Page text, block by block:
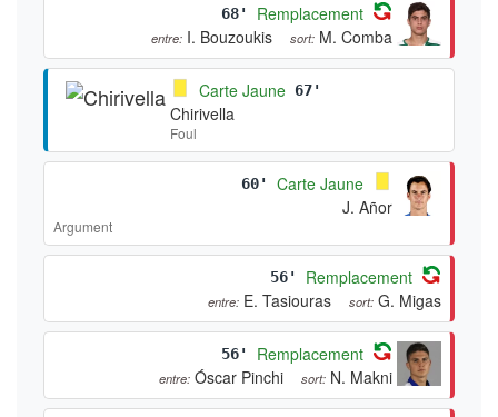
68' Remplacement
entre: I. Bouzoukis sort: M. Comba
Carte Jaune 67'
Chirivella
Foul
60'
Carte Jaune
J. Añor
Argument
56' Remplacement
entre: E. Tasiouras sort: G. Migas
56' Remplacement
entre: Óscar Pinchi sort: N. Makni